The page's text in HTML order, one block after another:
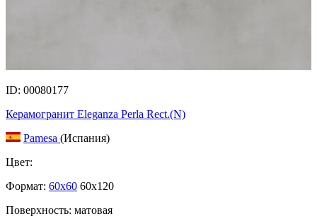
ID: 00080177
Керамогранит Eleganza Perla Rect.(N)
Pamesa (Испания)
Цвет:
Формат: 60x60 60x120
Поверхность: матовая